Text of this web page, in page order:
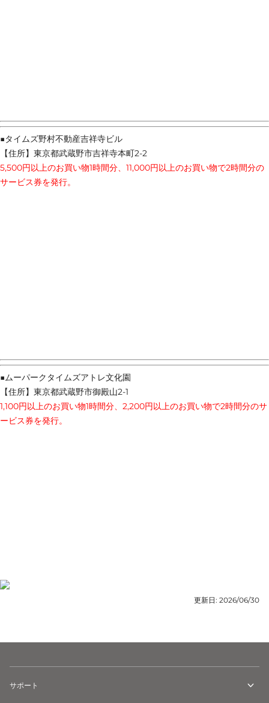
■タイムズ野村不動産吉祥寺ビル
【住所】東京都武蔵野市吉祥寺本町2-2
5,500円以上のお買い物1時間分、11,000円以上のお買い物で2時間分の
サービス券を発行。
■ムーパークタイムズアトレ文化園
【住所】東京都武蔵野市御殿山2-1
1,100円以上のお買い物1時間分、2,200円以上のお買い物で2時間分のサ
ービス券を発行。
更新日: 2026/06/30
サポート